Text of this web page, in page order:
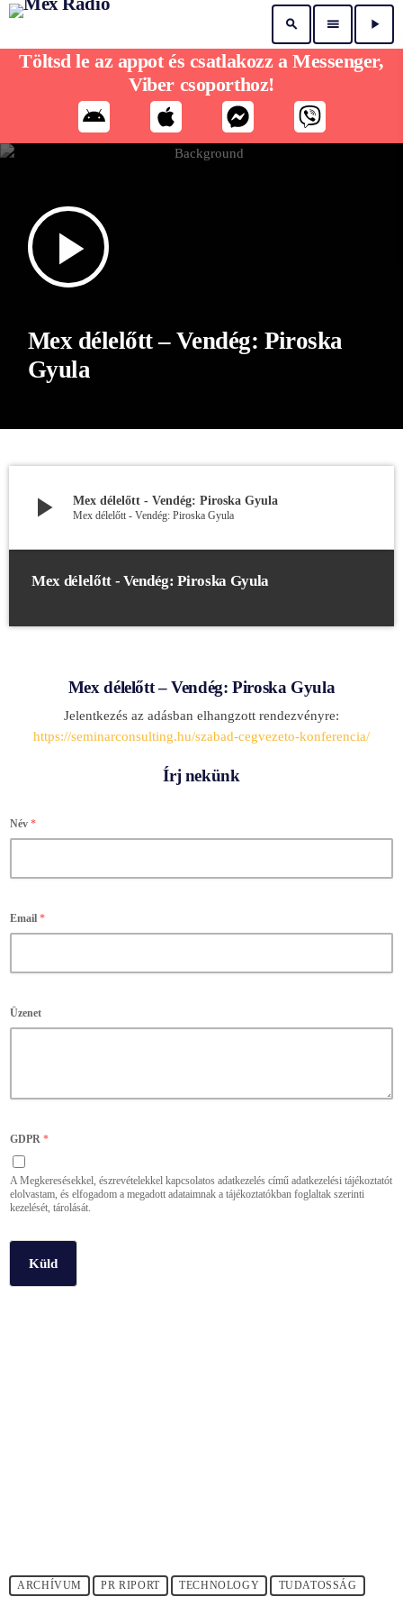
search menu play_arrow
play_arrow
Mex délelőtt – Vendég: Piroska
Gyula
play_arrow Mex délelőtt - Vendég: Piroska Gyula
Mex délelőtt - Vendég: Piroska Gyula
Mex délelőtt - Vendég: Piroska Gyula
Mex délelőtt – Vendég: Piroska Gyula
Jelentkezés az adásban elhangzott rendezvényre:
https://seminarconsulting.hu/szabad-cegvezeto-konferencia/
Írj nekünk
Név *
Email *
Üzenet
GDPR *
A Megkeresésekkel, észrevételekkel kapcsolatos adatkezelés című adatkezelési tájékoztatót
elolvastam, és elfogadom a megadott adataimnak a tájékoztatókban foglaltak szerinti
kezelését, tárolását.
Küld
ARCHÍVUM PR RIPORT TECHNOLOGY TUDATOSSÁG
Töltsd le az appot és csatlakozz a Messenger,
Viber csoporthoz!